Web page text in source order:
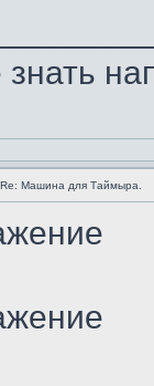
знать
Re: Машина для Таймыра.